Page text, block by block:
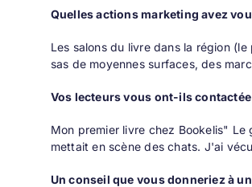
Quelles actions marketing avez
Les salons du livre dans la région
sas de moyennes surfaces, des
Vos lecteurs vous ont-ils
Mon premier livre chez Bookelis"
mettait en scène des chats. J'ai
Un conseil que vous donneriez à